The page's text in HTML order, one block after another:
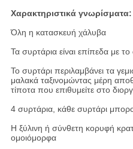
Χαρακτηριστικά γνωρίσματα:
Όλη η κατασκευή χάλυβα
Τα συρτάρια είναι επίπεδα με
Το συρτάρι περιλαμβάνει τα
μαλακά ταξινομώντας μέρη
τίποτα που επιθυμείτε στο
4 συρτάρια, κάθε συρτάρι
Η ξύλινη ή σύνθετη κορυφή
ομοιόμορφα